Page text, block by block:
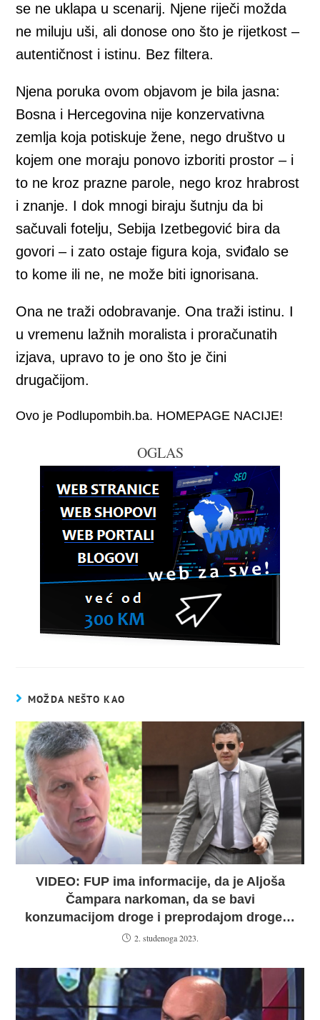
se ne uklapa u scenarij. Njene riječi možda
ne miluju uši, ali donose ono što je rijetkost –
autentičnost i istinu. Bez filtera.
Njena poruka ovom objavom je bila jasna:
Bosna i Hercegovina nije konzervativna
zemlja koja potiskuje žene, nego društvo u
kojem one moraju ponovo izboriti prostor – i
to ne kroz prazne parole, nego kroz hrabrost
i znanje. I dok mnogi biraju šutnju da bi
sačuvali fotelju, Sebija Izetbegović bira da
govori – i zato ostaje figura koja, sviđalo se
to kome ili ne, ne može biti ignorisana.
Ona ne traži odobravanje. Ona traži istinu. I
u vremenu lažnih moralista i proračunatih
izjava, upravo to je ono što je čini
drugačijom.
Ovo je Podlupombih.ba. HOMEPAGE NACIJE!
OGLAS
MOŽDA NEŠTO KAO
VIDEO: FUP ima informacije, da je Aljoša
Čampara narkoman, da se bavi
konzumacijom droge i preprodajom droge…
2. studenoga 2023.